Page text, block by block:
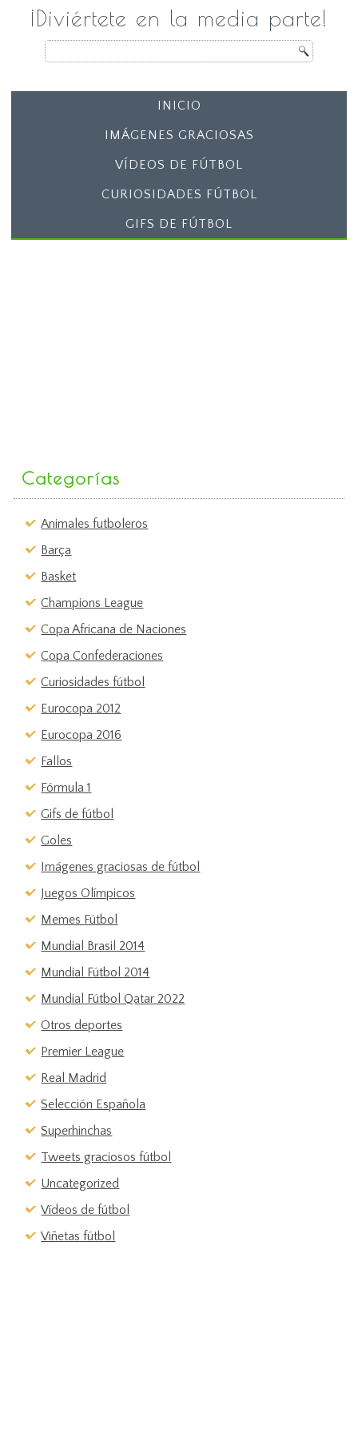
¡Diviértete en la media parte!
INICIO
IMÁGENES GRACIOSAS
VÍDEOS DE FÚTBOL
CURIOSIDADES FÚTBOL
GIFS DE FÚTBOL
Categorías
Animales futboleros
Barça
Basket
Champions League
Copa Africana de Naciones
Copa Confederaciones
Curiosidades fútbol
Eurocopa 2012
Eurocopa 2016
Fallos
Fórmula 1
Gifs de fútbol
Goles
Imágenes graciosas de fútbol
Juegos Olímpicos
Memes Fútbol
Mundial Brasil 2014
Mundial Fútbol 2014
Mundial Fútbol Qatar 2022
Otros deportes
Premier League
Real Madrid
Selección Española
Superhinchas
Tweets graciosos fútbol
Uncategorized
Vídeos de fútbol
Viñetas fútbol